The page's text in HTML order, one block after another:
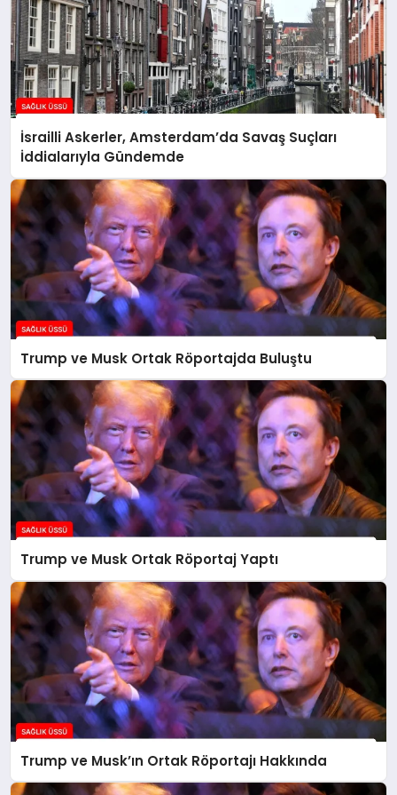
İsrailli Askerler, Amsterdam’da Savaş Suçları
İddialarıyla Gündemde
Trump ve Musk Ortak Röportajda Buluştu
Trump ve Musk Ortak Röportaj Yaptı
Trump ve Musk’ın Ortak Röportajı Hakkında